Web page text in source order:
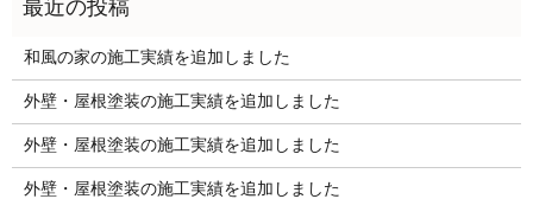
和風の家の施工実績を追加しました
外壁・屋根塗装の施工実績を追加しました
外壁・屋根塗装の施工実績を追加しました
外壁・屋根塗装の施工実績を追加しました